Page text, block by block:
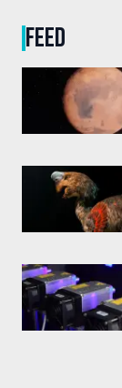
FEED